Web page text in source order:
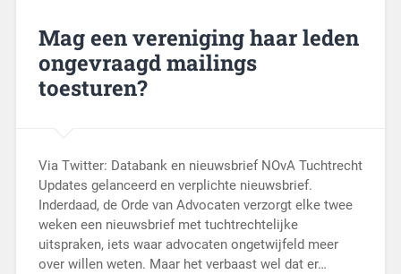
Mag een vereniging haar leden
ongevraagd mailings
toesturen?
Via Twitter: Databank en nieuwsbrief NOvA Tuchtrecht
Updates gelanceerd en verplichte nieuwsbrief.
Inderdaad, de Orde van Advocaten verzorgt elke twee
weken een nieuwsbrief met tuchtrechtelijke
uitspraken, iets waar advocaten ongetwijfeld meer
over willen weten. Maar het verbaast wel dat er…